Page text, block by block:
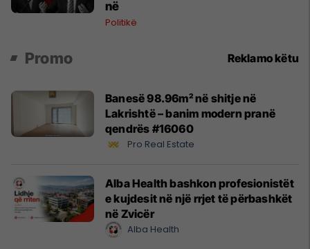
në
Politikë
Promo Reklamo këtu
Banesë 98.96m² në shitje në
Lakrishtë – banim modern pranë
qendrës #16060
Pro Real Estate
Alba Health bashkon profesionistët
e kujdesit në një rrjet të përbashkët
në Zvicër
Alba Health